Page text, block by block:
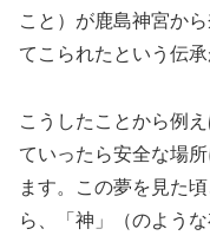
こと）が鹿島神宮か
てこられたという伝承
こうしたことから例
ていったら安全な場
ます。この夢を見た
ら、「神」（のよう